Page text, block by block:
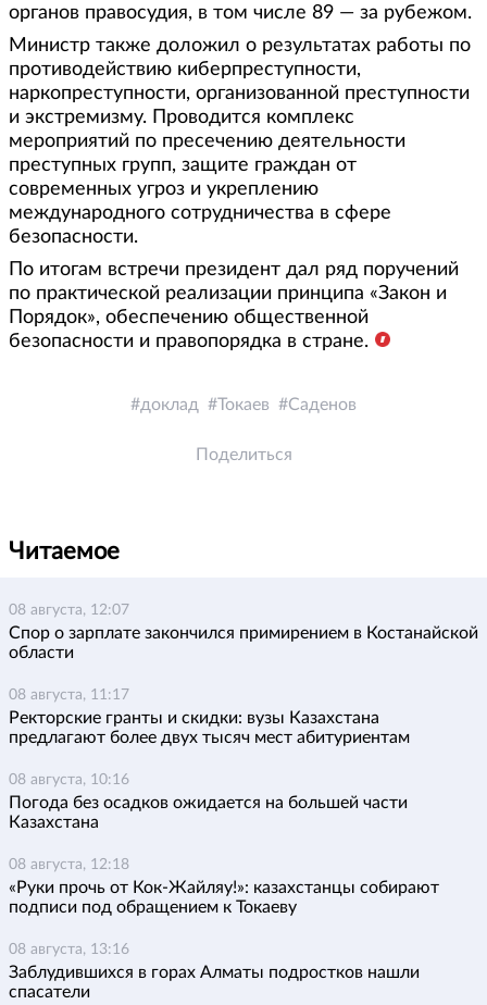
органов правосудия, в том числе 89 — за рубежом.
Министр также доложил о результатах работы по
противодействию киберпреступности,
наркопреступности, организованной преступности
и экстремизму. Проводится комплекс
мероприятий по пресечению деятельности
преступных групп, защите граждан от
современных угроз и укреплению
международного сотрудничества в сфере
безопасности.
По итогам встречи президент дал ряд поручений
по практической реализации принципа «Закон и
Порядок», обеспечению общественной
безопасности и правопорядка в стране.
доклад Токаев Саденов
Поделиться
Читаемое
08 августа, 12:07
Спор о зарплате закончился примирением в Костанайской
области
08 августа, 11:17
Ректорские гранты и скидки: вузы Казахстана
предлагают более двух тысяч мест абитуриентам
08 августа, 10:16
Погода без осадков ожидается на большей части
Казахстана
08 августа, 12:18
«Руки прочь от Кок-Жайляу!»: казахстанцы собирают
подписи под обращением к Токаеву
08 августа, 13:16
Заблудившихся в горах Алматы подростков нашли
спасатели